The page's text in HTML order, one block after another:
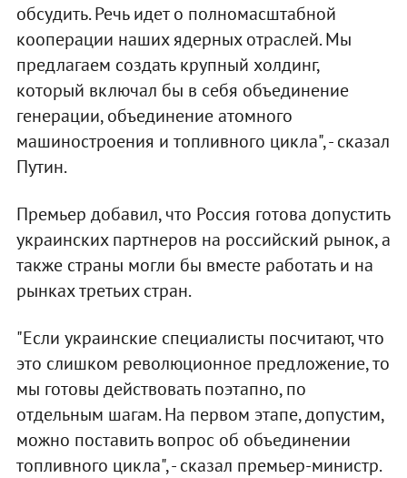
обсудить. Речь идет о полномасштабной
кооперации наших ядерных отраслей. Мы
предлагаем создать крупный холдинг,
который включал бы в себя объединение
генерации, объединение атомного
машиностроения и топливного цикла", - сказал
Путин.
Премьер добавил, что Россия готова допустить
украинских партнеров на российский рынок, а
также страны могли бы вместе работать и на
рынках третьих стран.
"Если украинские специалисты посчитают, что
это слишком революционное предложение, то
мы готовы действовать поэтапно, по
отдельным шагам. На первом этапе, допустим,
можно поставить вопрос об объединении
топливного цикла", - сказал премьер-министр.